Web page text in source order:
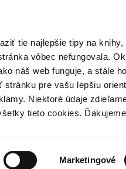
tie najlepšie tipy na knihy,
vôbec nefungovala.
náš web funguje, a stále
pre vašu lepšiu
Niektoré údaje
tieto cookies.
Marketingové